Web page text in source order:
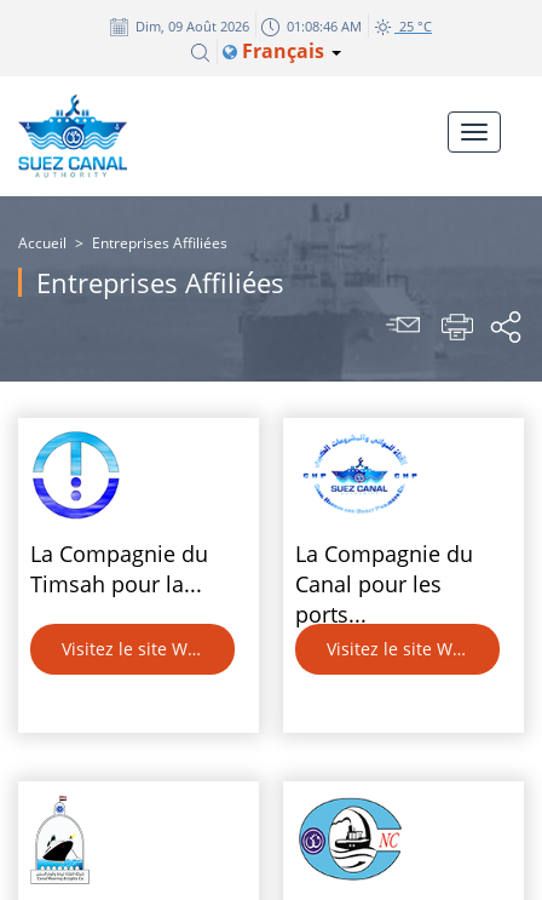
Dim, 09 Août 2026 01:08:46 AM 25 °C
Français
Accueil > Entreprises Affiliées
Entreprises Affiliées
La Compagnie du
Timsah pour la...
Visitez le site Web
La Compagnie du
Canal pour les
ports...
Visitez le site Web